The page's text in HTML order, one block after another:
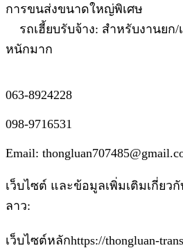
การขนส่งขนาดใหญ่พิเศษ
รถเฮี้ยบรับจ้าง: สำหรับงานยก
หนักมาก
063-8924228
098-9716531
Email:
เว็บไซต์ และข้อมูลเพิ่มเติมเกี่ยว
ลาว:
เว็บไซต์หลักhttps://thongluan-